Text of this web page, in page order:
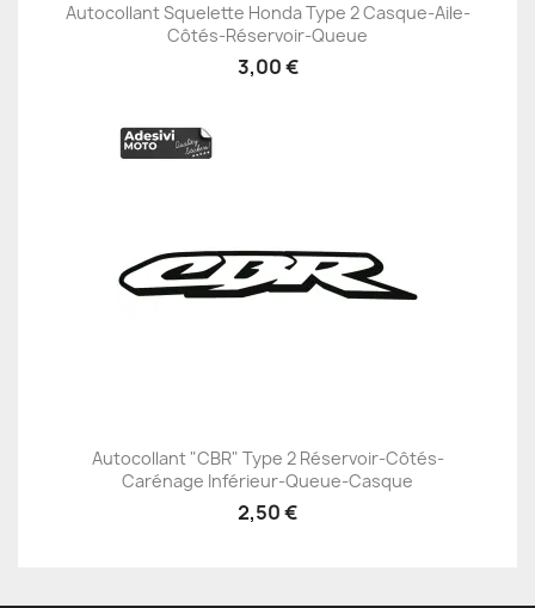
Autocollant Squelette Honda Type 2 Casque-Aile-
Côtés-Réservoir-Queue
3,00 €
Autocollant "CBR" Type 2 Réservoir-Côtés-
Carénage Inférieur-Queue-Casque
2,50 €